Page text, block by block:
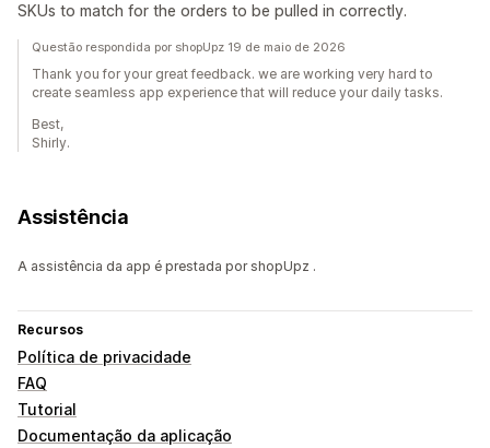
SKUs to match for the orders to be pulled in correctly.
Questão respondida por shopUpz 19 de maio de 2026
Thank you for your great feedback. we are working very hard to
create seamless app experience that will reduce your daily tasks.
Best,
Shirly.
Assistência
A assistência da app é prestada por shopUpz .
Recursos
Política de privacidade
FAQ
Tutorial
Documentação da aplicação